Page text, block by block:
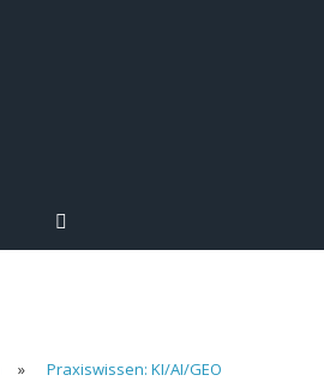
» Praxiswissen: KI/AI/GEO